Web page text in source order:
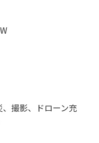
撮影、ドローン充